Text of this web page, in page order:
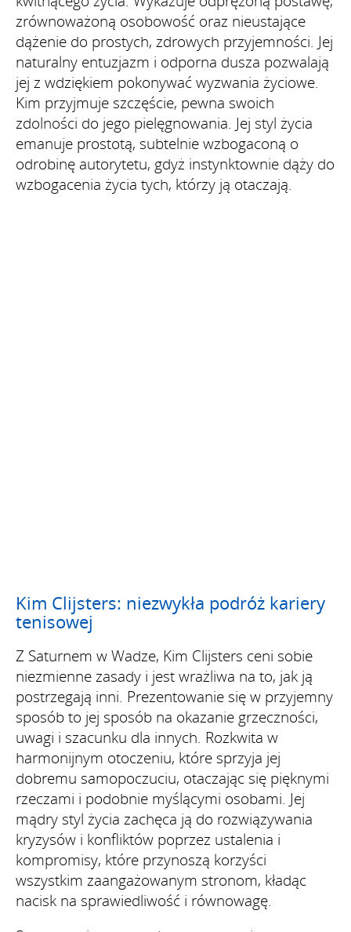
zrównoważoną osobowość oraz nieustające
dążenie do prostych, zdrowych przyjemności. Jej
naturalny entuzjazm i odporna dusza pozwalają
jej z wdziękiem pokonywać wyzwania życiowe.
Kim przyjmuje szczęście, pewna swoich
zdolności do jego pielęgnowania. Jej styl życia
emanuje prostotą, subtelnie wzbogaconą o
odrobinę autorytetu, gdyż instynktownie dąży do
wzbogacenia życia tych, którzy ją otaczają.
Kim Clijsters: niezwykła podróż kariery
tenisowej
Z Saturnem w Wadze, Kim Clijsters ceni sobie
niezmienne zasady i jest wrażliwa na to, jak ją
postrzegają inni. Prezentowanie się w przyjemny
sposób to jej sposób na okazanie grzeczności,
uwagi i szacunku dla innych. Rozkwita w
harmonijnym otoczeniu, które sprzyja jej
dobremu samopoczuciu, otaczając się pięknymi
rzeczami i podobnie myślącymi osobami. Jej
mądry styl życia zachęca ją do rozwiązywania
kryzysów i konfliktów poprzez ustalenia i
kompromisy, które przynoszą korzyści
wszystkim zaangażowanym stronom, kładąc
nacisk na sprawiedliwość i równowagę.